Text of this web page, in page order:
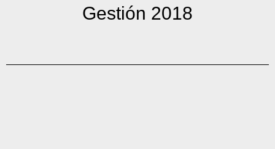
Gestión 2018